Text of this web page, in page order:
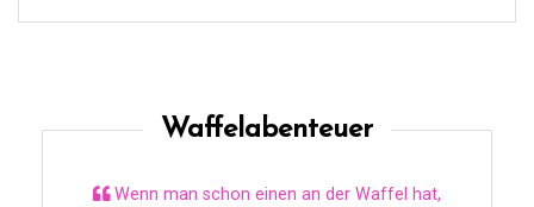
Waffelabenteuer
Wenn man schon einen an der Waffel hat,